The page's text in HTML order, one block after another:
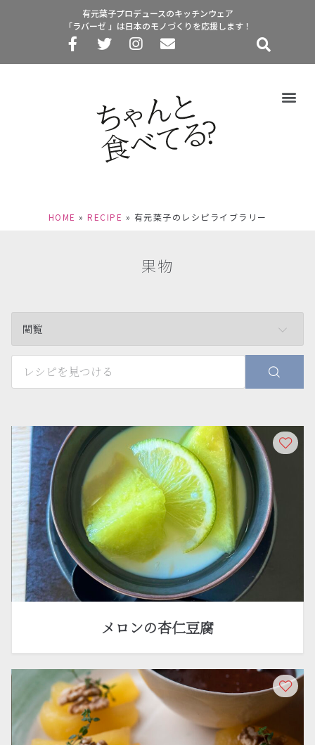
有元葉子プロデュースのキッチンウェア
「ラバーゼ 」は日本のモノづくりを応援します！
HOME » RECIPE » 有元葉子のレシピライブラリー
果物
閲覧
メロンの杏仁豆腐